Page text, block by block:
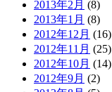
2013年2月 (8)
2013年1月 (8)
2012年12月 (16)
2012年11月 (25)
2012年10月 (14)
2012年9月 (2)